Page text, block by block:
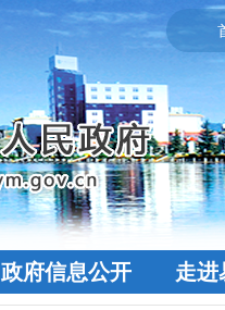
政府信息公开 走进